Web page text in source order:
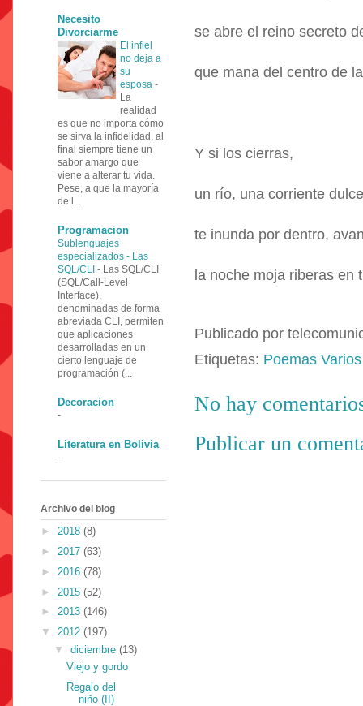
se abre el reino secreto
que mana del centro de
Y si los cierras,
un río, una corriente
te inunda por dentro,
la noche moja riberas en
Publicado por
Etiquetas: Poemas Varios
No hay
Publicar un
Necesito
Divorciarme
El infiel
no deja a
su
esposa -
La
realidad
es que no importa cómo
se sirva la infidelidad, al
final siempre tiene un
sabor amargo que
viene a alterar tu vida.
Pese, a que la mayoría
de l...
Programacion
Sublenguajes
especializados - Las
SQL/CLI - Las SQL/CLI
(SQL/Call-Level
Interface),
denominadas de forma
abreviada CLI, permiten
que aplicaciones
desarrolladas en un
cierto lenguaje de
programación (...
Decoracion
-
Literatura en Bolivia
-
Archivo del blog
► 2018 (8)
► 2017 (63)
► 2016 (78)
► 2015 (52)
► 2013 (146)
▼ 2012 (197)
▼ diciembre (13)
Viejo y gordo
Regalo del
niño (II)